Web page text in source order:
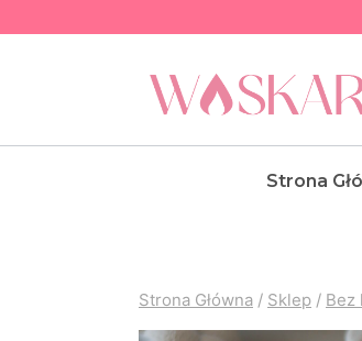
Strona
Strona Główna / Sklep / Bez